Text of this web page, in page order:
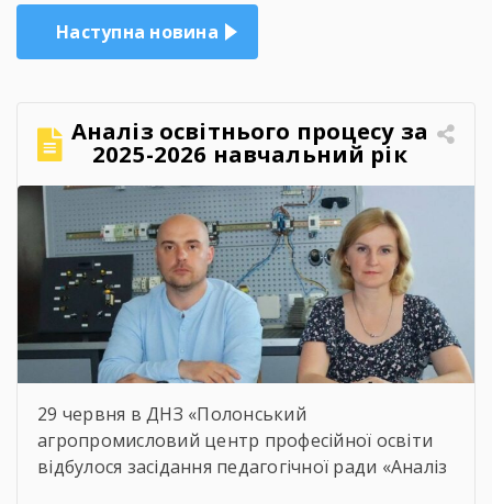
Наступна новина
Аналіз освітнього процесу за
2025-2026 навчальний рік
29 червня в ДНЗ «Полонський
агропромисловий центр професійної освіти
відбулося засідання педагогічної ради «Аналіз